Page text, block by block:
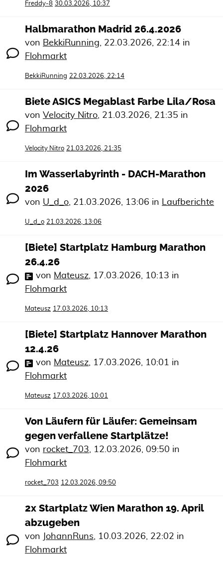
Freddy-8 30.03.2026, 10:37
Halbmarathon Madrid 26.4.2026
von BekkiRunning, 22.03.2026, 22:14 in
Flohmarkt
BekkiRunning 22.03.2026, 22:14
Biete ASICS Megablast Farbe Lila/Rosa
von Velocity Nitro, 21.03.2026, 21:35 in
Flohmarkt
Velocity Nitro 21.03.2026, 21:35
Im Wasserlabyrinth - DACH-Marathon
2026
von U_d_o, 21.03.2026, 13:06 in Laufberichte
U_d_o 21.03.2026, 13:06
[Biete] Startplatz Hamburg Marathon
26.4.26
von Mateusz, 17.03.2026, 10:13 in
Flohmarkt
Mateusz 17.03.2026, 10:13
[Biete] Startplatz Hannover Marathon
12.4.26
von Mateusz, 17.03.2026, 10:01 in
Flohmarkt
Mateusz 17.03.2026, 10:01
Von Läufern für Läufer: Gemeinsam
gegen verfallene Startplätze!
von rocket_703, 12.03.2026, 09:50 in
Flohmarkt
rocket_703 12.03.2026, 09:50
2x Startplatz Wien Marathon 19. April
abzugeben
von JohannRuns, 10.03.2026, 22:02 in
Flohmarkt